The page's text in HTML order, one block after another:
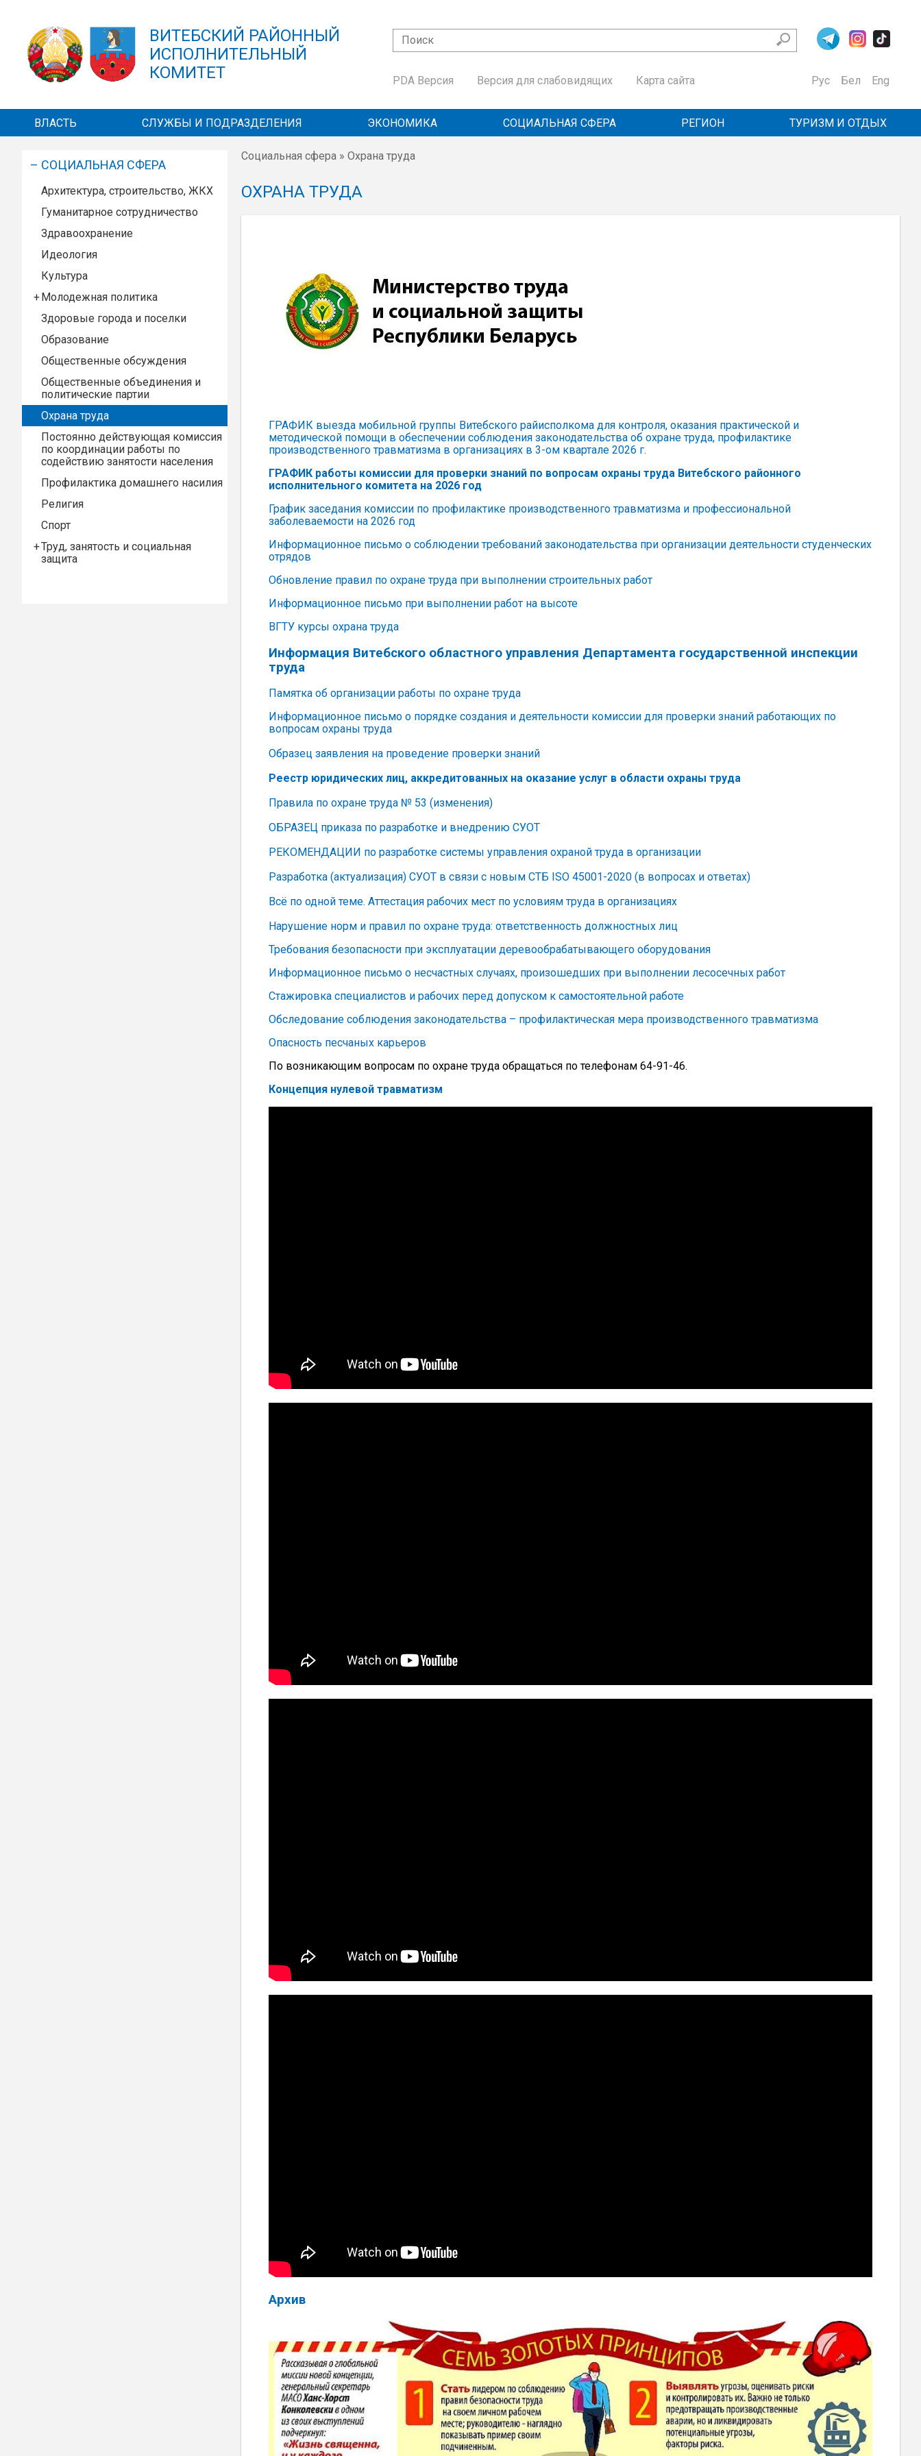
ВИТЕБСКИЙ РАЙОННЫЙ
ИСПОЛНИТЕЛЬНЫЙ
КОМИТЕТ
Форма поиска
Поиск
PDA Версия Версия для слабовидящих Карта сайта Рус Бел Eng
ВЛАСТЬ СЛУЖБЫ И ПОДРАЗДЕЛЕНИЯ ЭКОНОМИКА СОЦИАЛЬНАЯ СФЕРА РЕГИОН ТУРИЗМ И ОТДЫХ
СОЦИАЛЬНАЯ СФЕРА
Архитектура, строительство, ЖКХ
Гуманитарное сотрудничество
Здравоохранение
Идеология
Культура
Молодежная политика
Здоровые города и поселки
Образование
Общественные обсуждения
Общественные объединения и
политические партии
Охрана труда
Постоянно действующая комиссия
по координации работы по
содействию занятости населения
Профилактика домашнего насилия
Религия
Спорт
Труд, занятость и социальная
защита
Социальная сфера» Охрана труда
ОХРАНА ТРУДА
ГРАФИК выезда мобильной группы Витебского райисполкома для контроля, оказания практической и
методической помощи в обеспечении соблюдения законодательства об охране труда, профилактике
производственного травматизма в организациях в 3-ом квартале 2026 г.
ГРАФИК работы комиссии для проверки знаний по вопросам охраны труда Витебского районного
исполнительного комитета на 2026 год
График заседания комиссии по профилактике производственного травматизма и профессиональной
заболеваемости на 2026 год
Информационное письмо о соблюдении требований законодательства при организации деятельности студенческих
отрядов
Обновление правил по охране труда при выполнении строительных работ
Информационное письмо при выполнении работ на высоте
ВГТУ курсы охрана труда
Информация Витебского областного управления Департамента государственной инспекции
труда
Памятка об организации работы по охране труда
Информационное письмо о порядке создания и деятельности комиссии для проверки знаний работающих по
вопросам охраны труда
Образец заявления на проведение проверки знаний
Реестр юридических лиц, аккредитованных на оказание услуг в области охраны труда
Правила по охране труда № 53 (изменения)
ОБРАЗЕЦ приказа по разработке и внедрению СУОТ
РЕКОМЕНДАЦИИ по разработке системы управления охраной труда в организации
Разработка (актуализация) СУОТ в связи с новым СТБ ISO 45001-2020 (в вопросах и ответах)
Всё по одной теме. Аттестация рабочих мест по условиям труда в организациях
Нарушение норм и правил по охране труда: ответственность должностных лиц
Требования безопасности при эксплуатации деревообрабатывающего оборудования
Информационное письмо о несчастных случаях, произошедших при выполнении лесосечных работ
Стажировка специалистов и рабочих перед допуском к самостоятельной работе
Обследование соблюдения законодательства – профилактическая мера производственного травматизма
Опасность песчаных карьеров
По возникающим вопросам по охране труда обращаться по телефонам 64-91-46.
Концепция нулевой травматизм
Архив